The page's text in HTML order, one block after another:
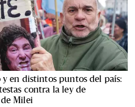
y en distintos puntos del país:
contra la ley de
Milei